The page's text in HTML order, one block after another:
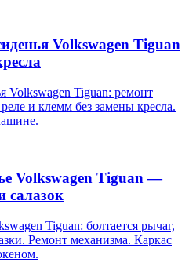
Volkswagen Tiguan
Volkswagen Tiguan: ремонт
и клемм без замены кресла.
Volkswagen Tiguan —
салазок
Tiguan: болтается рычаг,
Ремонт механизма. Каркас